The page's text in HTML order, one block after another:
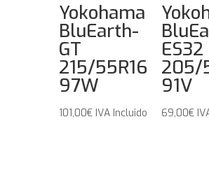
Yokohama
BluEarth-
GT
215/55R16
97W
101,00€ IVA Incluido
ES32
205/
91V
69,00€